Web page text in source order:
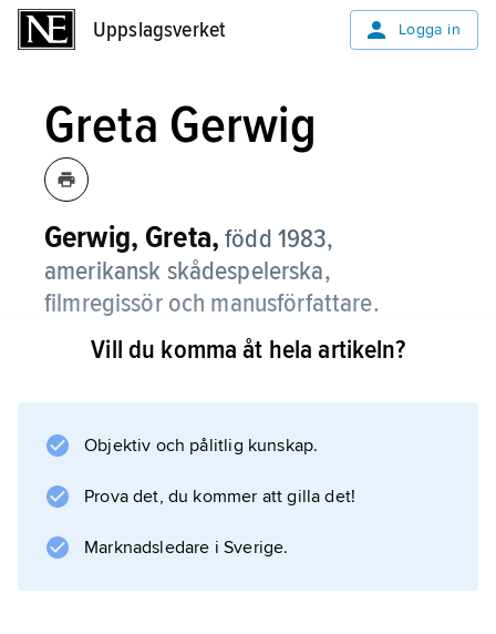
Uppslagsverket Logga in
Greta Gerwig
Gerwig, Greta, född 1983,
amerikansk skådespelerska,
filmregissör och manusförfattare.
Greta Gerwig etablerade sig som
mumblecore
arbetade hon med regissören och
manusförfattaren Joe Swanberg (född 1981) i
filmer som ”LOL” (2006), ”Hannah Takes the
Vill du komma åt hela artikeln?
Objektiv och pålitlig kunskap.
Prova det, du kommer att gilla det!
Marknadsledare i Sverige.